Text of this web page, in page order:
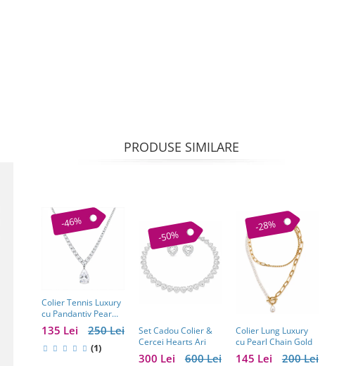
PRODUSE SIMILARE
-46%
Colier Tennis Luxury
cu Pandantiv Pear
Cut – Eleganță
Atemporală 250 Lei
135 Lei
(1)
-50%
Set Cadou Colier &
Cercei Hearts Ari
600 Lei
300 Lei
-28%
Colier Lung Luxury
cu Pearl Chain Gold
200 Lei
145 Lei